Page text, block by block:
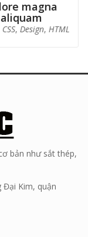
Duis
bản như sắt thép,
Kim, quận